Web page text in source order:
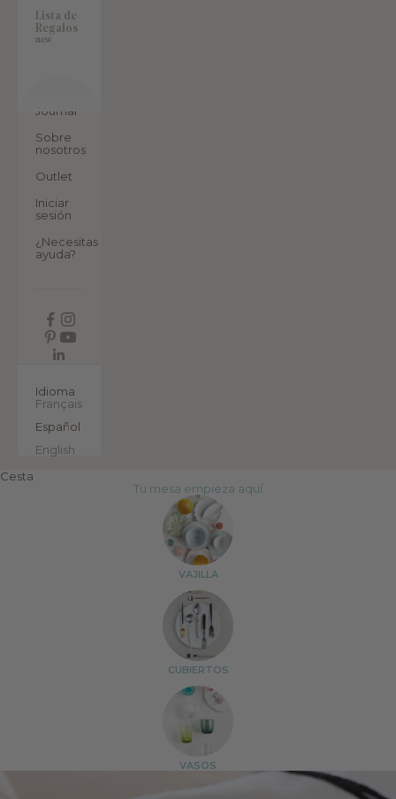
Lista de
Regalos
new
Journal
Sobre
nosotros
Outlet
Iniciar
sesión
¿Necesitas
ayuda?
Idioma
Français
Español
English
Cesta
Tu mesa empieza aquí
VAJILLA
CUBIERTOS
VASOS